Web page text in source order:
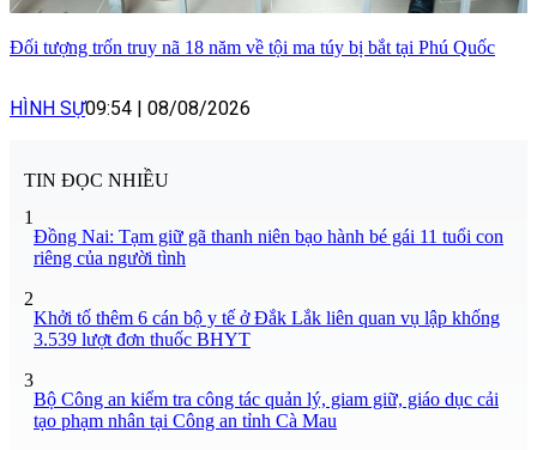
Đối tượng trốn truy nã 18 năm về tội ma túy bị bắt tại Phú Quốc
HÌNH SỰ09:54 | 08/08/2026
TIN ĐỌC NHIỀU
1
Đồng Nai: Tạm giữ gã thanh niên bạo hành bé gái 11 tuổi con
riêng của người tình
2
Khởi tố thêm 6 cán bộ y tế ở Đắk Lắk liên quan vụ lập khống
3.539 lượt đơn thuốc BHYT
3
Bộ Công an kiểm tra công tác quản lý, giam giữ, giáo dục cải
tạo phạm nhân tại Công an tỉnh Cà Mau